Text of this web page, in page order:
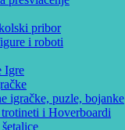
pribor
i roboti
Igre
igračke, puzle, bojanke
i Hoverboardi